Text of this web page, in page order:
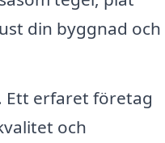
din byggnad och
Ett erfaret företag
och